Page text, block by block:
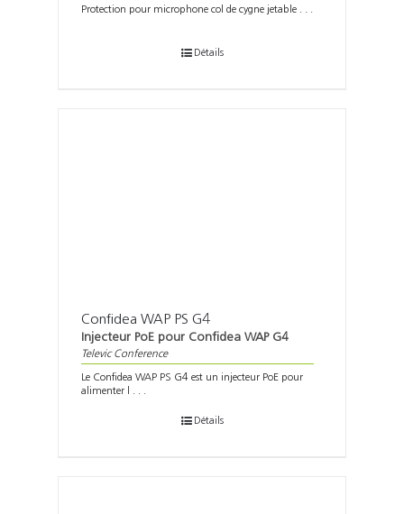
Protection pour microphone col de cygne jetable . . .
Détails
Confidea WAP PS G4
Injecteur PoE pour Confidea WAP G4
Televic Conference
Le Confidea WAP PS G4 est un injecteur PoE pour
alimenter l . . .
Détails